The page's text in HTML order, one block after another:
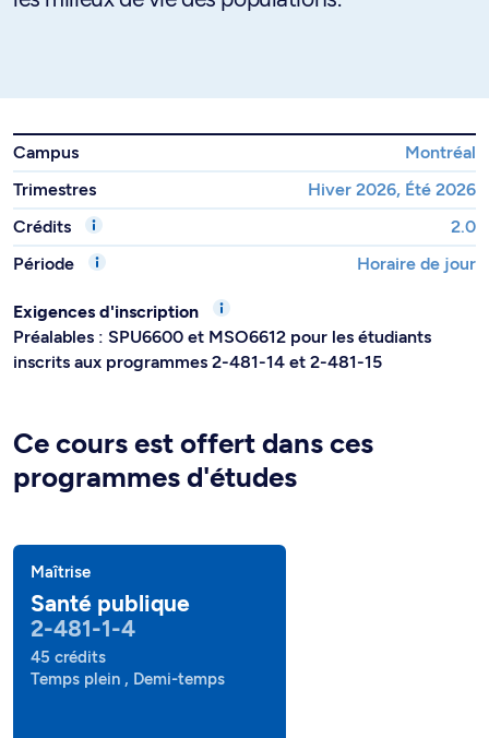
Campus
Montréal
Trimestres
Hiver 2026, Été 2026
Crédits
2.0
Période
Horaire de jour
Exigences d'inscription
Préalables : SPU6600 et MSO6612 pour les étudiants
inscrits aux programmes 2-481-14 et 2-481-15
Ce cours est offert dans ces
programmes d'études
Maîtrise
Santé publique
2-481-1-4
45 crédits
Temps plein , Demi-temps